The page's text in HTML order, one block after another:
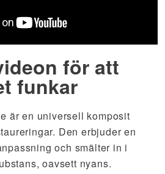
för att
funkar
är en universell komposit
Den erbjuder en
och smälter in i
oavsett nyans.